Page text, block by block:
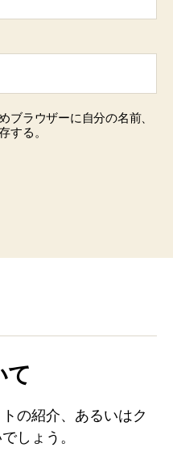
ブラウザーに自分の名前、
する。
て
の紹介、あるいはク
しょう。